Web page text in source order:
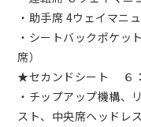
・助手席 4ウェイマニ
・シートバックポケッ
席）
★セカンドシート ６
・チップアップ機構、
スト、中央席ヘッドレ